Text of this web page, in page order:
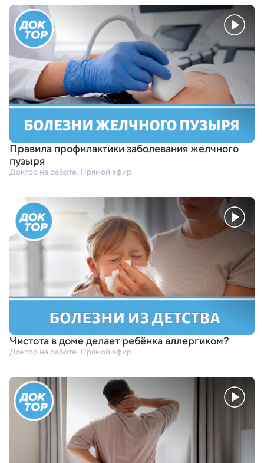
Правила профилактики заболевания желчного
пузыря
Доктор на работе. Прямой эфир
Чистота в доме делает ребёнка аллергиком?
Доктор на работе. Прямой эфир